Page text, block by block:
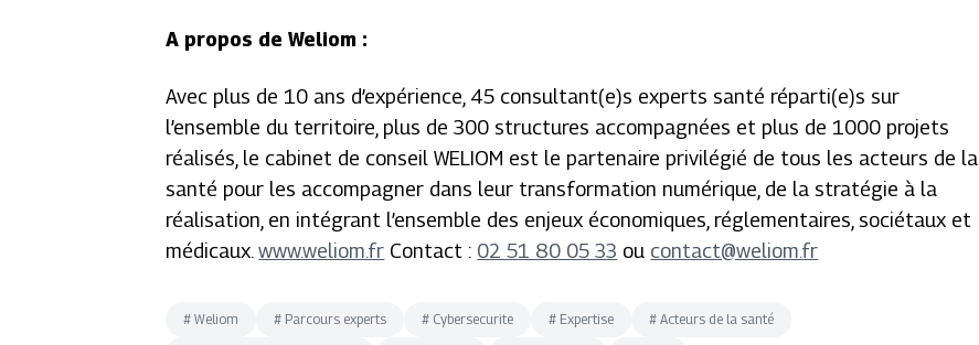
A propos de Weliom :
Avec plus de 10 ans d’expérience, 45 consultant(e)s experts santé réparti(e)s sur
l’ensemble du territoire, plus de 300 structures accompagnées et plus de 1000 projets
réalisés, le cabinet de conseil WELIOM est le partenaire privilégié de tous les acteurs de la
santé pour les accompagner dans leur transformation numérique, de la stratégie à la
réalisation, en intégrant l’ensemble des enjeux économiques, réglementaires, sociétaux et
médicaux.www.weliom.fr Contact : 02 51 80 05 33 ou contact@weliom.fr
#Weliom # Parcours experts # Cybersecurite # Expertise #Acteurs de la santé